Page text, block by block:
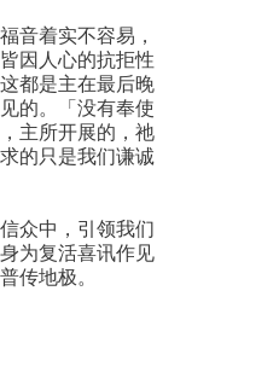
音着实不容易，
因人心的抗拒性
都是主在最后晚
的。「没有奉使
主所开展的，祂
的只是我们谦诚
众中，引领我们
为复活喜讯作见
传地极。